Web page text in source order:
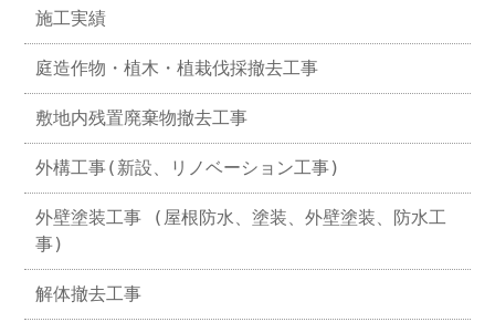
施工実績
庭造作物・植木・植栽伐採撤去工事
敷地内残置廃棄物撤去工事
外構工事(新設、リノベーション工事)
外壁塗装工事 (屋根防水、塗装、外壁塗装、防水工
事)
解体撤去工事